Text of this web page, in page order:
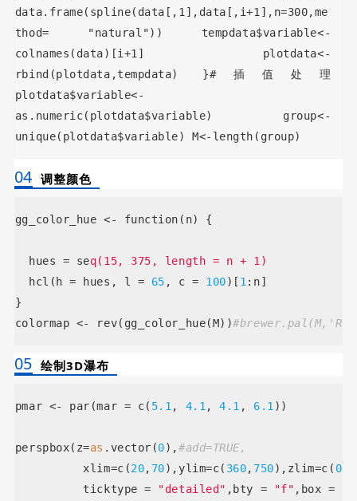
data.frame(spline(data[,1],data[,i+1],n=300,me
thod= "natural")) tempdata$variable<-
colnames(data)[i+1] plotdata<-
rbind(plotdata,tempdata) }#插值处理
plotdata$variable<-
as.numeric(plotdata$variable) group<-
unique(plotdata$variable) M<-length(group)
04 调整颜色
gg_color_hue <- function(n) {
hues = seq(15, 375, length = n + 1)
hcl(h = hues, l = 65 , c = 100)[ 1 :n]
}
colormap <- rev(gg_color_hue(M))
05 绘制3D瀑布
pmar <- par(mar = c( 5.1 , 4.1 , 4.1 , 6.1 ))
perspbox(z=as .vector(0),#add=TRUE,
xlim=c(20, 70),ylim=c( 360, 750),zlim=c( 0
ticktype =
"detailed" ,bty = "f" ,box =